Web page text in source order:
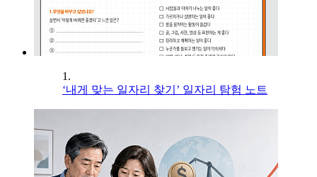
1.
‘내게 맞는 일자리 찾기’ 일자리 탐험 노트